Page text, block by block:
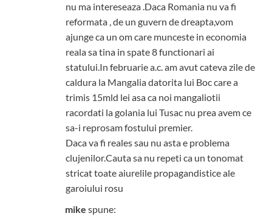
nu ma intereseaza .Daca Romania nu va fi
reformata , de un guvern de dreapta,vom
ajunge ca un om care munceste in economia
reala sa tina in spate 8 functionari ai
statului.In februarie a.c. am avut cateva zile de
caldura la Mangalia datorita lui Boc care a
trimis 15mld lei asa ca noi mangaliotii
racordati la golania lui Tusac nu prea avem ce
sa-i reprosam fostului premier.
Daca va fi reales sau nu asta e problema
clujenilor.Cauta sa nu repeti ca un tonomat
stricat toate aiurelile propagandistice ale
garoiului rosu
mike spune: